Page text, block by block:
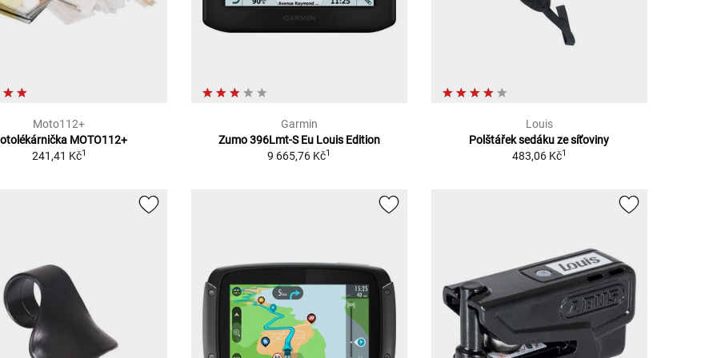
Moto112+
MOTO112+
241,41 Kč1
Garmin
Zumo 396Lmt-S Eu Louis Edition
9 665,76 Kč1
Louis
Polštářek sedáku ze síťoviny
483,06 Kč1